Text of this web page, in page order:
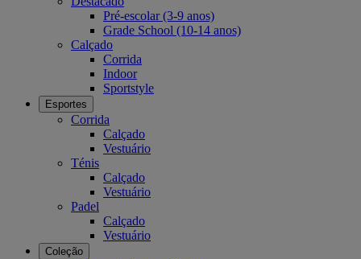
Pré-escolar (3-9 anos)
Grade School (10-14 anos)
Calçado
Corrida
Indoor
Sportstyle
Esportes
Corrida
Calçado
Vestuário
Ténis
Calçado
Vestuário
Padel
Calçado
Vestuário
Coleção